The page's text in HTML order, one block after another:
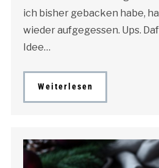
ich bisher gebacken habe,
wieder aufgegessen. Ups.
Idee…
Weiterlesen